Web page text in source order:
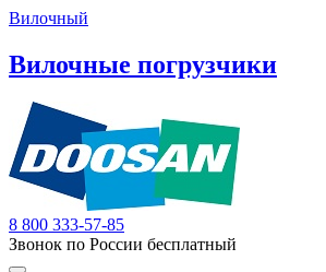
Вилочный
Вилочные погрузчики
8 800 333-57-85
Звонок по России бесплатный